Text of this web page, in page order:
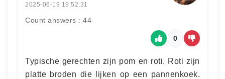
2025-06-19 19:52:31
Count answers : 44
0
Typische gerechten zijn pom en roti. Roti zijn
platte broden die lijken op een pannenkoek.